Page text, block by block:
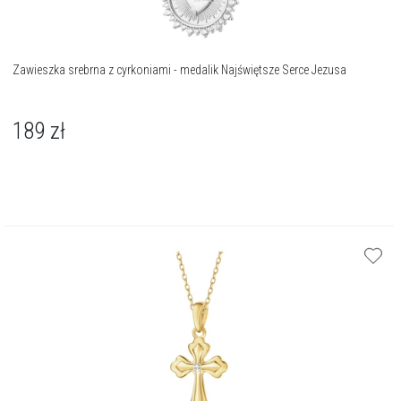
Zawieszka srebrna z cyrkoniami - medalik Najświętsze Serce Jezusa
189 zł